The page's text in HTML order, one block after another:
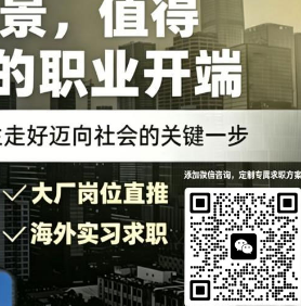
复制模板，突出匹配度而非个人优秀。